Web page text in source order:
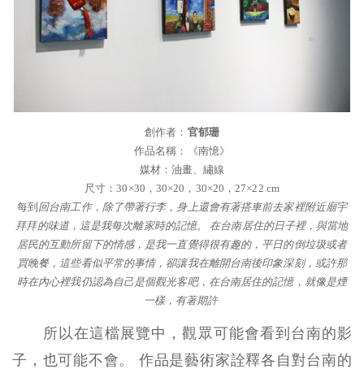
創作者： 官郁珊
作品名稱：《南憶》
媒材：油畫、繡線
尺寸：30×30，30×20，30×20，27×22 cm
每到 回台南工作，除了帶著行李，身上還會有著搭車前去家裡附近廟宇
拜拜的味道，這是我每次離家時的記憶。 在台南居住的日子裡，與當地
居民的互動所留下的情感，是我一直覺得很有趣的，平日的倒垃圾或者
買晚餐，這些看似平常的事情，卻讓我在離開台南後印象深刻，或許那
時在內心裡我仍認為自己是個觀光客吧，在台南居住的記憶，就像是煙
一樣，有著期許
所以在這檔展覽中，觀眾可能會看到台南的影
子，也可能不會。 作品是藝術家詮釋各自對台南的